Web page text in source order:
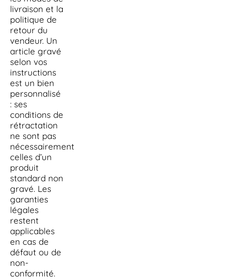
livraison et la
politique de
retour du
vendeur. Un
article gravé
selon vos
instructions
est un bien
personnalisé
: ses
conditions de
rétractation
ne sont pas
nécessairement
celles d’un
produit
standard non
gravé. Les
garanties
légales
restent
applicables
en cas de
défaut ou de
non-
conformité.